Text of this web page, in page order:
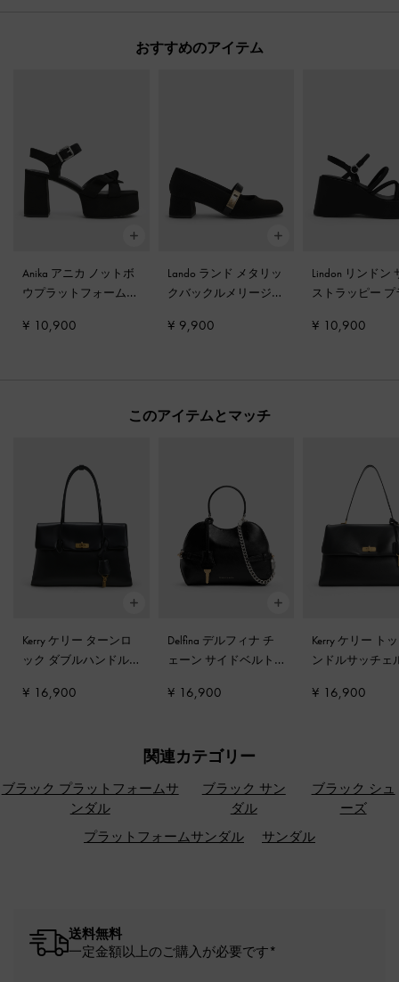
おすすめのアイテム
Anika アニカ ノットボ
ウプラットフォームサ
スチャー
¥ 10,900
Lando ランド メタリッ
クバックルメリージェ
ク2
¥ 9,900
Lindon リンドン
ストラッピー プ
ブラックテクス
¥ 10,900
このアイテムとマッチ
Kerry ケリー ターンロ
ック ダブルハンドル
グ -ブラック
¥ 16,900
Delfina デルフィナ チ
ェーン サイドベルト
ル
¥ 16,900
Kerry ケリー ト
ンドルサッチェ
¥ 16,900
関連カテゴリー
ブラック プラットフォームサ
ンダル
ブラック サン
ダル
ブラック シュ
ーズ
プラットフォームサンダル
サンダル
送料無料
一定金額以上のご購入が必要です*